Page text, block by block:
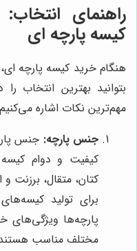
راهنمای
کیسه پارچه ای
هنگام خرید کیسه پارچه
بتوانید بهترین انتخاب
مهم‌ترین نکات اشاره
جنس پارچه: جنس
کیفیت و دوام
کتان، متقال، برزنت و
برای تولید
پارچه‌ها ویژگی‌های
مختلف مناسب